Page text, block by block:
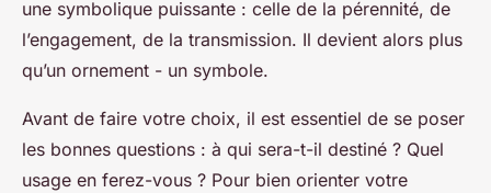
une symbolique puissante : celle de la pérennité, de
l’engagement, de la transmission. Il devient alors plus
qu’un ornement - un symbole.
Avant de faire votre choix, il est essentiel de se poser
les bonnes questions : à qui sera-t-il destiné ? Quel
usage en ferez-vous ? Pour bien orienter votre